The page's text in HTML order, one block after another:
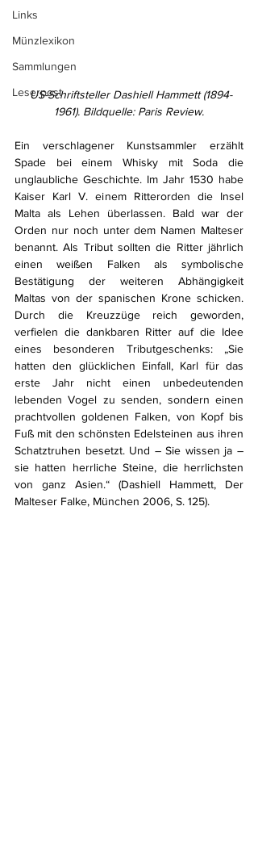
Links
Münzlexikon
Sammlungen
Leserpost
US-Schriftsteller Dashiell Hammett (1894-
1961). Bildquelle: Paris Review.
Ein verschlagener Kunstsammler erzählt
Spade bei einem Whisky mit Soda die
unglaubliche Geschichte. Im Jahr 1530 habe
Kaiser Karl V. einem Ritterorden die Insel
Malta als Lehen überlassen. Bald war der
Orden nur noch unter dem Namen Malteser
benannt. Als Tribut sollten die Ritter jährlich
einen weißen Falken als symbolische
Bestätigung der weiteren Abhängigkeit
Maltas von der spanischen Krone schicken.
Durch die Kreuzzüge reich geworden,
verfielen die dankbaren Ritter auf die Idee
eines besonderen Tributgeschenks: „Sie
hatten den glücklichen Einfall, Karl für das
erste Jahr nicht einen unbedeutenden
lebenden Vogel zu senden, sondern einen
prachtvollen goldenen Falken, von Kopf bis
Fuß mit den schönsten Edelsteinen aus ihren
Schatztruhen besetzt. Und – Sie wissen ja –
sie hatten herrliche Steine, die herrlichsten
von ganz Asien.“ (Dashiell Hammett, Der
Malteser Falke, München 2006, S. 125).